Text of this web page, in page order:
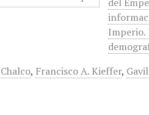
Imperio.
, Francisco A. Kieffer,